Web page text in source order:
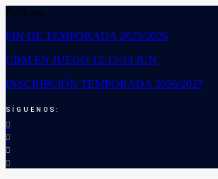
Noticias:
FIN DE TEMPORADA 2025/2026
CBM EN JUEGO 12-13-14 JUN
INSCRIPCIÓN TEMPORADA 2026/2027
SÍGUENOS: